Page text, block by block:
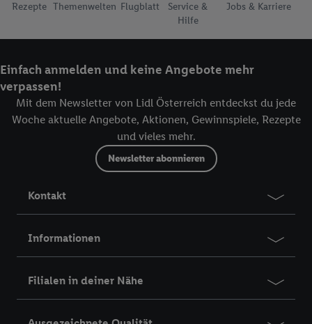
Rezepte Themenwelten Flugblatt
Service &
Hilfe
Jobs & Karriere
Einfach anmelden und keine Angebote mehr
verpassen!
Mit dem Newsletter von Lidl Österreich entdeckst du jede
Woche aktuelle Angebote, Aktionen, Gewinnspiele, Rezepte
und vieles mehr.
Newsletter abonnieren
Kontakt
Informationen
Filialen in deiner Nähe